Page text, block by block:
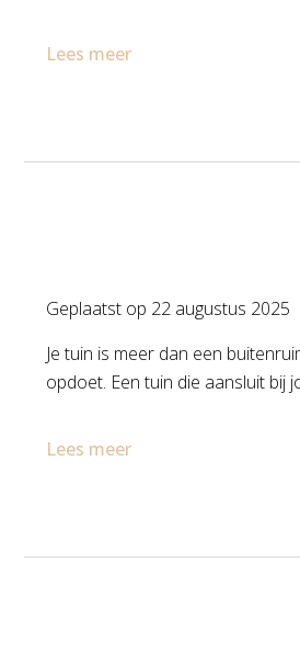
Lees meer
Geplaatst op 22 augustus 2025
Je tuin is meer dan een
opdoet. Een tuin die aansluit bij
Lees meer